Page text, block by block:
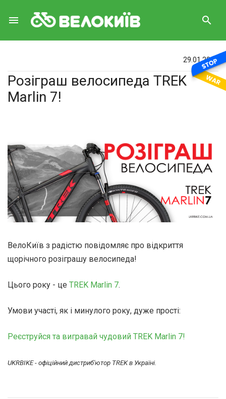
29.01.2018
Розіграш велосипеда TREK
Marlin 7!
ВелоКиїв з радістю повідомляє про відкриття
щорічного розіграшу велосипеда!
Цього року - це TREK Marlin 7.
Умови участі, як і минулого року, дуже прості:
Реєструйся та вигравай чудовий TREK Marlin 7!
UKRBIKE - офіційний дистриб'ютор TREK в Україні.
menu search